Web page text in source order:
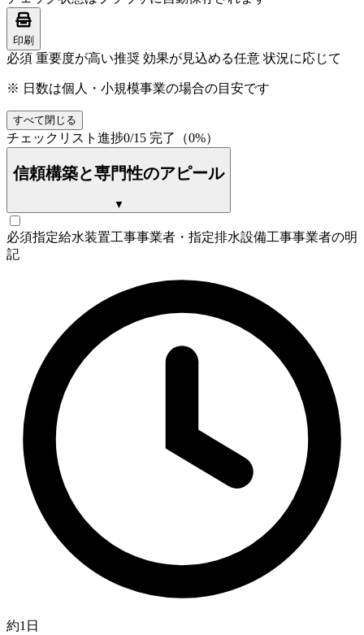
印刷
必須 重要度が高い推奨 効果が見込める任意 状況に応じて
※ 日数は個人・小規模事業の場合の目安です
すべて閉じる
チェックリスト進捗0/15 完了（0%）
信頼構築と専門性のアピール
▼
必須指定給水装置工事事業者・指定排水設備工事事業者の明
記
約1日